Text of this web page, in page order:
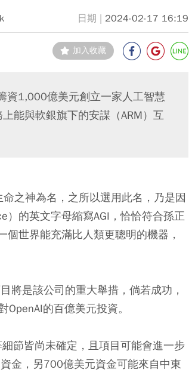
2024-02-17 16:19
加入收藏
資1,000億美元創立一家人工智慧
能與軟銀旗下的安謀（ARM）互
之神為名，之所以選用此名，乃是因
）的英文字母縮寫AGI，恰恰符合孫正
世界能充滿比人類更聰明的機器，
將是該公司的重大舉措，倘若成功，
的百億美元投資。
節皆尚未確定，且項目可能會進一步
金，另700億美元資金可能來自中東